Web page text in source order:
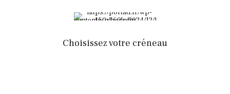
Choisissez votre créneau